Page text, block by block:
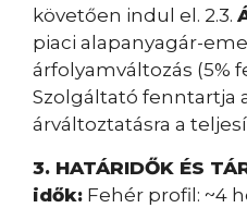
követően indul el. 2.3.
piaci alapanyagár-
árfolyamváltozás (5%
Szolgáltató fenntartja
árváltoztatásra a
3. HATÁRIDŐK ÉS
idők: Fehér profil: ~4